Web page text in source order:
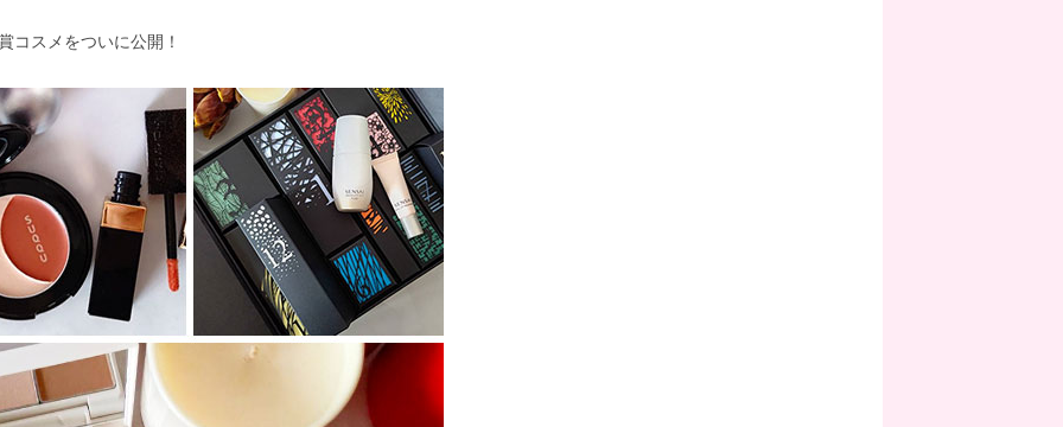
コスメをついに公開！